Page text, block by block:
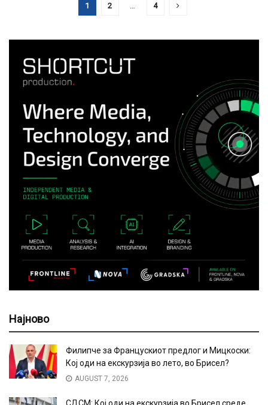
1 2 4
Најново
Филипче за Францускиот предлог и Мицкоски:
Кој оди на екскурзија во лето, во Брисел?
AUGUST 7, 2026
СДСМ: Кој оди на екскурзија во Брисел среде